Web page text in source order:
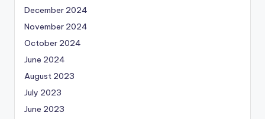
December 2024
November 2024
October 2024
June 2024
August 2023
July 2023
June 2023